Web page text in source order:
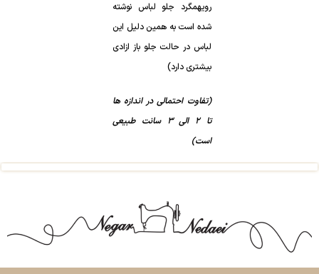
رویهمگرد جلو لباس نوشته
شده است به همین دلیل این
لباس در حالت جلو باز ازادی
بیشتری دارد)
(تفاوت احتمالی در اندازه ها
تا 2 الی 3 سانت طبیعی
است)